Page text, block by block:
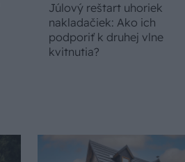
Júlový reštart uhoriek
nakladačiek: Ako ich
podporiť k druhej vlne
kvitnutia?